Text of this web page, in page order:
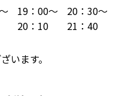
19：00～
20：10
20：30～
21：40
います。